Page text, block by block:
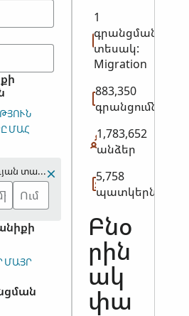
ՄԱՀ
տարեթիվը (միջակայք)
ՄԱՅՐ
1
գրանցման
տեսակ:
Migration
883,350
գրանցումներ
1,783,652
անձեր
5,758
պատկերներ
Բնօ
րին
ակ
փա